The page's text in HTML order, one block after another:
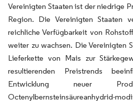
Vereinigten Staaten ist der niedrige
Region. Die Vereinigten Staaten
reichliche Verfügbarkeit von
weiter zu wachsen. Die Vereinigten
Lieferkette von Mais zur
resultierenden Preistrends
Entwicklung neuer
Octenylbernsteinsäureanhydrid-